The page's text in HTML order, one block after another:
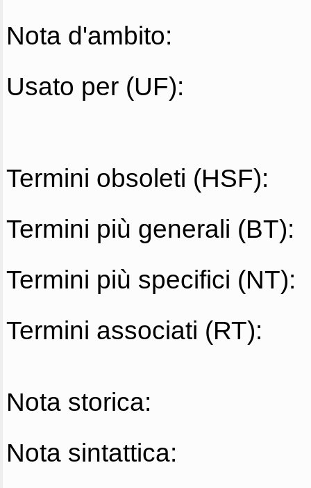
Nota d'ambito:
Usato per (UF):
Termini obsoleti (HSF):
Termini più generali (BT):
Termini più specifici (NT):
Termini associati (RT):
Nota storica:
Nota sintattica: